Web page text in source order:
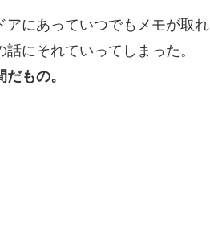
にあっていつでもメモが取れ
にそれていってしまった。
もの。